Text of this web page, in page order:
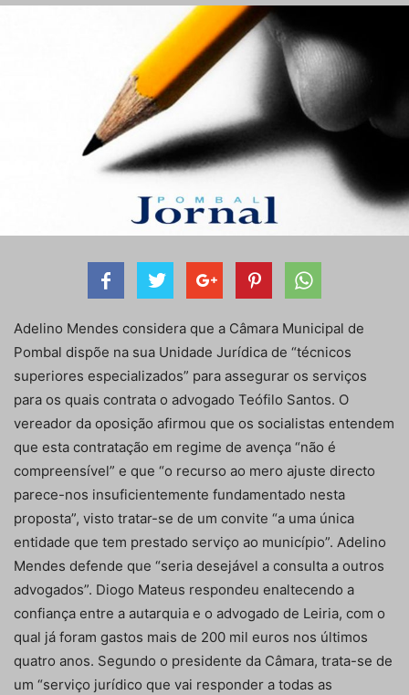
Adelino Mendes considera que a Câmara Municipal de
Pombal dispõe na sua Unidade Jurídica de “técnicos
superiores especializados” para assegurar os serviços
para os quais contrata o advogado Teófilo Santos. O
vereador da oposição afirmou que os socialistas entendem
que esta contratação em regime de avença “não é
compreensível” e que “o recurso ao mero ajuste directo
parece-nos insuficientemente fundamentado nesta
proposta”, visto tratar-se de um convite “a uma única
entidade que tem prestado serviço ao município”. Adelino
Mendes defende que “seria desejável a consulta a outros
advogados”. Diogo Mateus respondeu enaltecendo a
confiança entre a autarquia e o advogado de Leiria, com o
qual já foram gastos mais de 200 mil euros nos últimos
quatro anos. Segundo o presidente da Câmara, trata-se de
um “serviço jurídico que vai responder a todas as